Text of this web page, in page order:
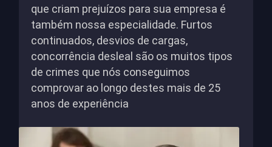
que criam prejuízos para sua empresa é
também nossa especialidade. Furtos
continuados, desvios de cargas,
concorrência desleal são os muitos tipos
de crimes que nós conseguimos
comprovar ao longo destes mais de 25
anos de experiência